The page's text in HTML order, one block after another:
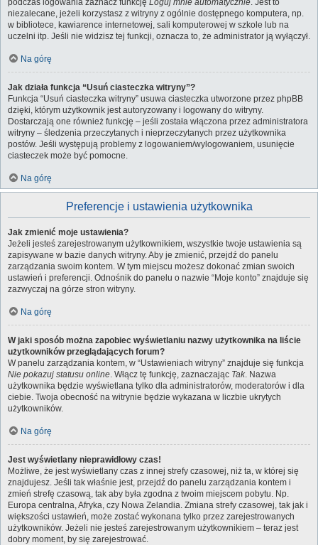
podczas logowania zaznacz funkcję Loguj mnie automatycznie. Jest to
niezalecane, jeżeli korzystasz z witryny z ogólnie dostępnego komputera, np.
w bibliotece, kawiarence internetowej, sali komputerowej w szkole lub na
uczelni itp. Jeśli nie widzisz tej funkcji, oznacza to, że administrator ją wyłączył.
Na górę
Jak działa funkcja “Usuń ciasteczka witryny”?
Funkcja “Usuń ciasteczka witryny” usuwa ciasteczka utworzone przez phpBB
dzięki, którym użytkownik jest autoryzowany i logowany do witryny.
Dostarczają one również funkcję – jeśli została włączona przez administratora
witryny – śledzenia przeczytanych i nieprzeczytanych przez użytkownika
postów. Jeśli występują problemy z logowaniem/wylogowaniem, usunięcie
ciasteczek może być pomocne.
Na górę
Preferencje i ustawienia użytkownika
Jak zmienić moje ustawienia?
Jeżeli jesteś zarejestrowanym użytkownikiem, wszystkie twoje ustawienia są
zapisywane w bazie danych witryny. Aby je zmienić, przejdź do panelu
zarządzania swoim kontem. W tym miejscu możesz dokonać zmian swoich
ustawień i preferencji. Odnośnik do panelu o nazwie “Moje konto” znajduje się
zazwyczaj na górze stron witryny.
Na górę
W jaki sposób można zapobiec wyświetlaniu nazwy użytkownika na liście
użytkowników przeglądających forum?
W panelu zarządzania kontem, w “Ustawieniach witryny” znajduje się funkcja
Nie pokazuj statusu online. Włącz tę funkcję, zaznaczając Tak. Nazwa
użytkownika będzie wyświetlana tylko dla administratorów, moderatorów i dla
ciebie. Twoja obecność na witrynie będzie wykazana w liczbie ukrytych
użytkowników.
Na górę
Jest wyświetlany nieprawidłowy czas!
Możliwe, że jest wyświetlany czas z innej strefy czasowej, niż ta, w której się
znajdujesz. Jeśli tak właśnie jest, przejdź do panelu zarządzania kontem i
zmień strefę czasową, tak aby była zgodna z twoim miejscem pobytu. Np.
Europa centralna, Afryka, czy Nowa Zelandia. Zmiana strefy czasowej, tak jak i
większości ustawień, może zostać wykonana tylko przez zarejestrowanych
użytkowników. Jeżeli nie jesteś zarejestrowanym użytkownikiem – teraz jest
dobry moment, by się zarejestrować.